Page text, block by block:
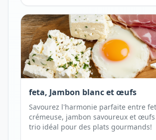
feta, Jambon blanc et œufs
Savourez l'harmonie parfaite entre
crémeuse, jambon savoureux et
trio idéal pour des plats gourmands!